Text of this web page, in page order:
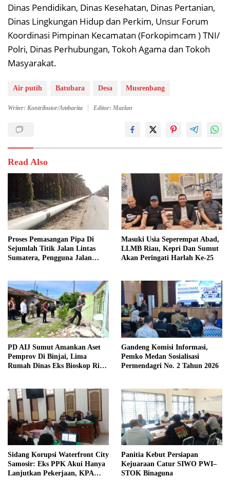
Dinas Pendidikan, Dinas Kesehatan, Dinas Pertanian,
Dinas Lingkungan Hidup dan Perkim, Unsur Forum
Koordinasi Pimpinan Kecamatan (Forkopimcam ) TNI/
Polri, Dinas Perhubungan, Tokoh Agama dan Tokoh
Masyarakat.
Air putih Batubara Desa Musrenbang
Writer: Kontributor/Ambarita Editor: Mazlan
Read Also
Proses Pemasangan Pipa Di
Sejumlah Titik Jalan Lintas
Sumatera, Pengguna Jalan
Masuki Usia Seperempat Abad,
LLMB Riau, Kepri Dan Sumut
Akan Peringati Harlah Ke-25
PD AIJ Sumut Amankan Aset
Pemprov Di Binjai, Lima
Rumah Dinas Eks Bioskop Ria
Gandeng Komisi Informasi,
Pemko Medan Sosialisasi
Permendagri No. 2 Tahun 2026
Sidang Korupsi Waterfront City
Samosir: Eks PPK Akui Hanya
Lanjutkan Pekerjaan, KPA
Panitia Kebut Persiapan
Kejuaraan Catur SIWO PWI–
STOK Binaguna